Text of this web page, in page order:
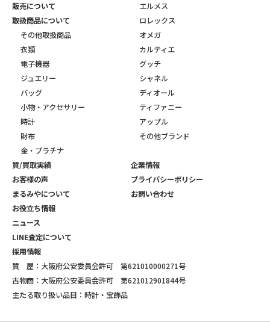
販売について
取扱商品について
その他取扱商品
衣類
電子機器
ジュエリー
バッグ
小物・アクセサリー
時計
財布
金・プラチナ
エルメス
ロレックス
オメガ
カルティエ
グッチ
シャネル
ディオール
ティファニー
アップル
その他ブランド
質/買取実績
お客様の声
まるみやについて
お役立ち情報
ニュース
LINE査定について
採用情報
企業情報
プライバシーポリシー
お問い合わせ
質 屋：大阪府公安委員会許可 第621010000271号
古物商：大阪府公安委員会許可 第621012901844号
主たる取り扱い品目：時計・宝飾品